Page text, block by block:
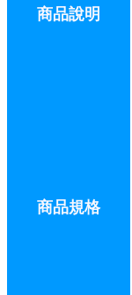
商品說明
商品規格